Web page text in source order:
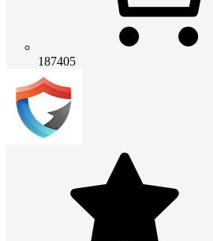
187405